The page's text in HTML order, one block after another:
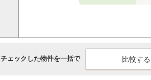
チェックした物件を一括で